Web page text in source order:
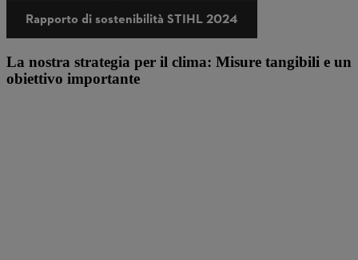
Rapporto di sostenibilità STIHL 2024
La nostra strategia per il clima: Misure tangibili e un
obiettivo importante